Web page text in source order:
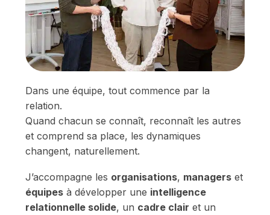
Dans une équipe, tout commence par la
relation.
Quand chacun se connaît, reconnaît les autres
et comprend sa place, les dynamiques
changent, naturellement.
J’accompagne les organisations, managers et
équipes à développer une intelligence
relationnelle solide, un cadre clair et un